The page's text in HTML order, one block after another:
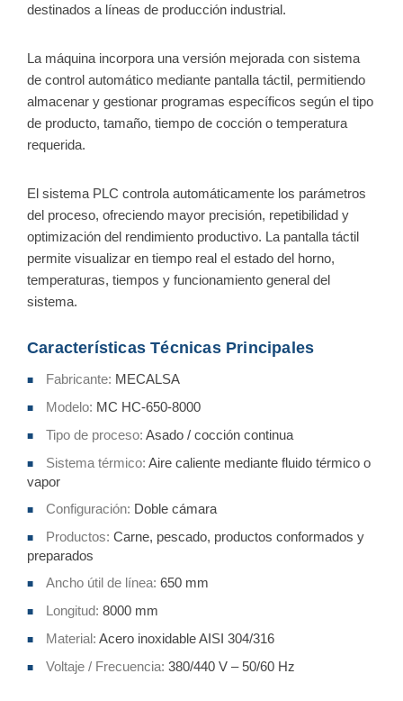
destinados a líneas de producción industrial.
La máquina incorpora una versión mejorada con sistema
de control automático mediante pantalla táctil, permitiendo
almacenar y gestionar programas específicos según el tipo
de producto, tamaño, tiempo de cocción o temperatura
requerida.
El sistema PLC controla automáticamente los parámetros
del proceso, ofreciendo mayor precisión, repetibilidad y
optimización del rendimiento productivo. La pantalla táctil
permite visualizar en tiempo real el estado del horno,
temperaturas, tiempos y funcionamiento general del
sistema.
Características Técnicas Principales
■ Fabricante: MECALSA
■ Modelo: MC HC-650-8000
■ Tipo de proceso: Asado / cocción continua
■ Sistema térmico: Aire caliente mediante fluido térmico o
vapor
■ Configuración: Doble cámara
■ Productos: Carne, pescado, productos conformados y
preparados
■ Ancho útil de línea: 650 mm
■ Longitud: 8000 mm
■ Material: Acero inoxidable AISI 304/316
■ Voltaje / Frecuencia: 380/440 V – 50/60 Hz